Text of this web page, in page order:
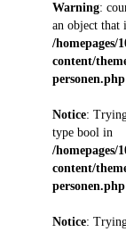
Warning:
an object that
/homepages/
content/
personen.php
Notice:
type bool in
/homepages/
content/
personen.php
Notice: